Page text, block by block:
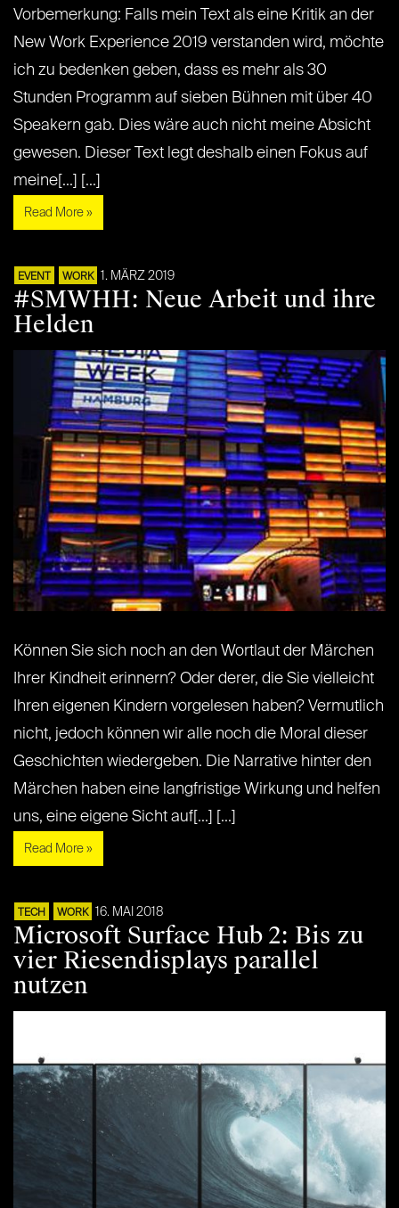
Vorbemerkung: Falls mein Text als eine Kritik an der
New Work Experience 2019 verstanden wird, möchte
ich zu bedenken geben, dass es mehr als 30
Stunden Programm auf sieben Bühnen mit über 40
Speakern gab. Dies wäre auch nicht meine Absicht
gewesen. Dieser Text legt deshalb einen Fokus auf
meine[...] [...]
Read More »
EVENT WORK 1. MÄRZ 2019
#SMWHH: Neue Arbeit und ihre
Helden
Können Sie sich noch an den Wortlaut der Märchen
Ihrer Kindheit erinnern? Oder derer, die Sie vielleicht
Ihren eigenen Kindern vorgelesen haben? Vermutlich
nicht, jedoch können wir alle noch die Moral dieser
Geschichten wiedergeben. Die Narrative hinter den
Märchen haben eine langfristige Wirkung und helfen
uns, eine eigene Sicht auf[...] [...]
Read More »
TECH WORK 16. MAI 2018
Microsoft Surface Hub 2: Bis zu
vier Riesendisplays parallel
nutzen